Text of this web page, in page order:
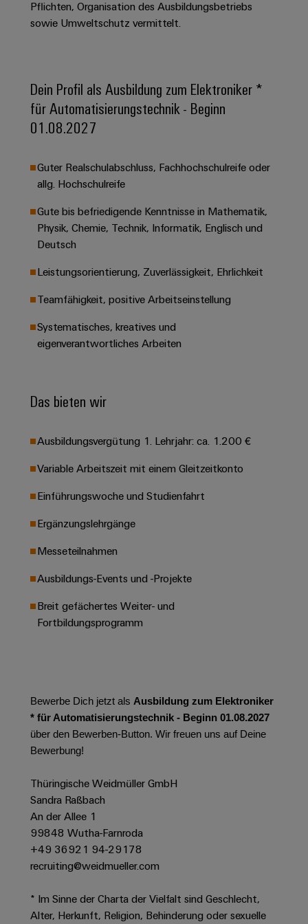
&
Gas
Lösungen
für
die
Prozessindustrie
Mehr
Ressourceneffizienz
Sonnenenergie
Schaltschrankbau
Lösungen
die
im
Schienenfahrzeuge
Lösungen
Mobilitat
Bahnverkehr
Schiffbau
Umfassende
Verbindungslösungen
die
maritime
Industrie
Wasseraufbereitung
&
Abwasseraufbereitung
und
Abwasserindustrie
Wasserstoff
Wasserstoff
Schlüsseltechnologie
für
Energiewende
Windenergie
Effizienter
Windparks
Automation
Industrial
Security
Industrial
Platform
easyConnect
EZA-
Regler
&
Leiterplattenklemmen
Connector
Original
Equipment
(OEM)
Systeme
Touch-
Panels
Engineering-
Visualisierungstools
Energiemessung
und
Smart
Industrial
AI
Remote
Cloud-
Industrial
Service
easyConnect
Werkstatt
&
Werkzeuge
Markierer
Industriedrucker
Cabinet
Infrastructure
Assemblierungsservice
Bestückte
Klemmenleisten
PSIRT
Bestellmöglichkeiten
eShop
EDI-
Schnittstelle
ALLE
Solution
Partner
Partner
-
Systemintegratoren
Messen
&
Events
Globale
&
Events
Spannende
in unseren
Pflichten, Organisation des Ausbildungsbetriebs
sowie Umweltschutz vermittelt.
Dein Profil als Ausbildung zum Elektroniker *
für Automatisierungstechnik - Beginn
01.08.2027
Guter Realschulabschluss, Fachhochschulreife oder
allg. Hochschulreife
Gute bis befriedigende Kenntnisse in Mathematik,
Physik, Chemie, Technik, Informatik, Englisch und
Deutsch
Leistungsorientierung, Zuverlässigkeit, Ehrlichkeit
Teamfähigkeit, positive Arbeitseinstellung
Systematisches, kreatives und
eigenverantwortliches Arbeiten
Das bieten wir
Ausbildungsvergütung 1. Lehrjahr: ca. 1.200 €
Variable Arbeitszeit mit einem Gleitzeitkonto
Einführungswoche und Studienfahrt
Ergänzungslehrgänge
Messeteilnahmen
Ausbildungs-Events und -Projekte
Breit gefächertes Weiter- und
Fortbildungsprogramm
Bewerbe Dich jetzt als Ausbildung zum Elektroniker
* für Automatisierungstechnik - Beginn 01.08.2027
über den Bewerben-Button. Wir freuen uns auf Deine
Bewerbung!
Thüringische Weidmüller GmbH
Sandra Raßbach
An der Allee 1
99848 Wutha-Farnroda
+49 36921 94-29178
recruiting@weidmueller.com
* Im Sinne der Charta der Vielfalt sind Geschlecht,
Alter, Herkunft, Religion, Behinderung oder sexuelle